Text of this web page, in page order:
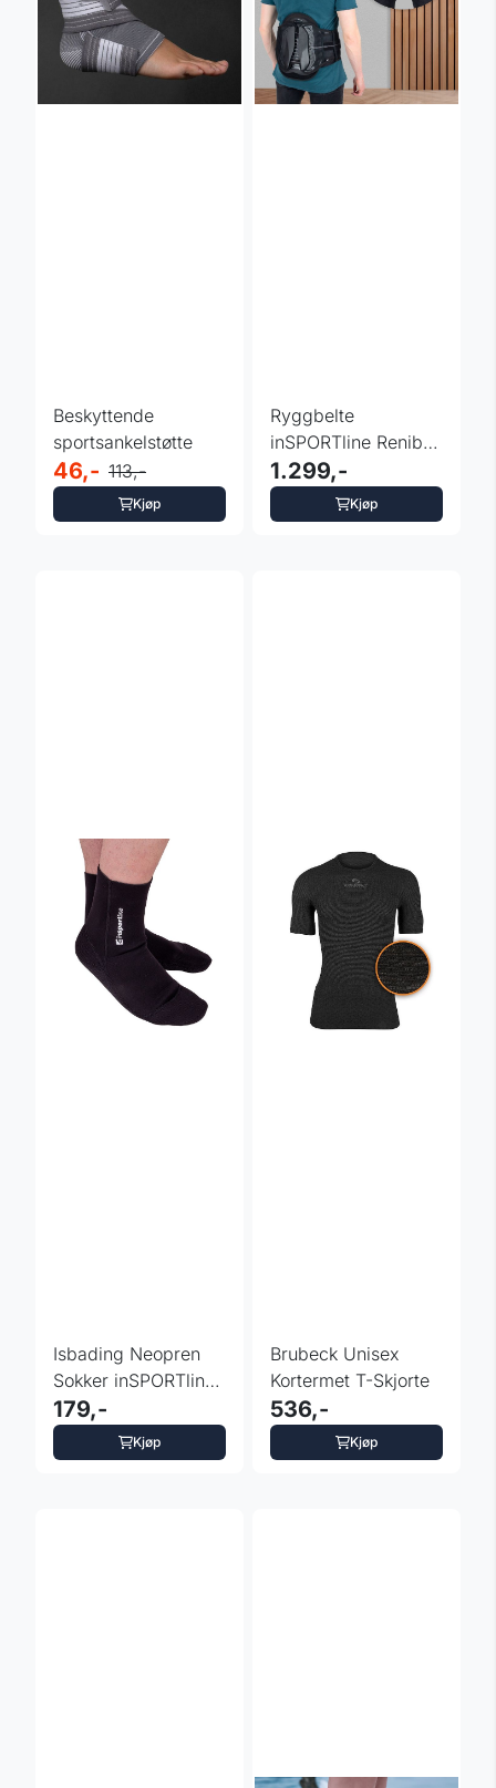
Beskyttende
sportsankelstøtte
46,- 113,-
Kjøp
Ryggbelte
inSPORTline Renibos
- Korsryggstøtte
1.299,-
Kjøp
Isbading Neopren
Sokker inSPORTline
Nessea 3 mm
179,-
Kjøp
Brubeck Unisex
Kortermet T-Skjorte
536,-
Kjøp